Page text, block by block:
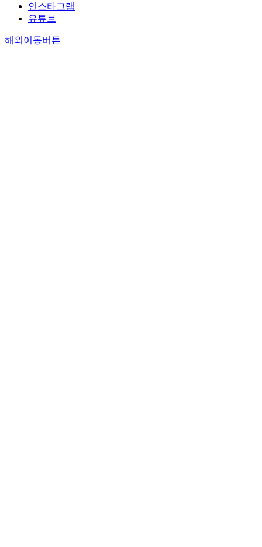
인스타그램
유튜브
해외이동버튼